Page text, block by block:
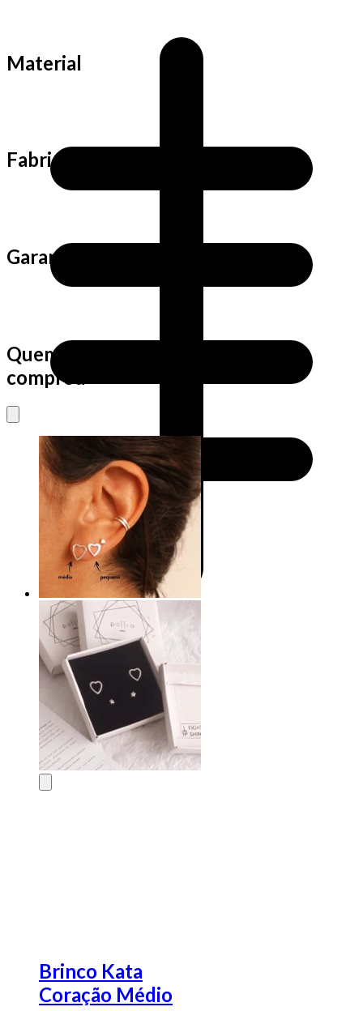
Material
Fabricação
Garantia
Quem viu este produto também
comprou
Brinco Kata
Coração Médio